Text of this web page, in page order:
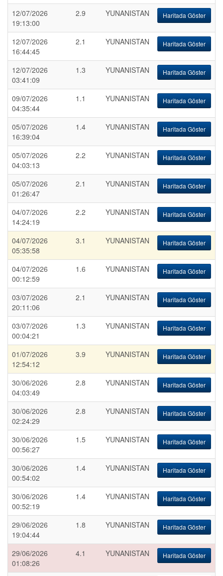
12/07/2026
19:13:00
2.9 YUNANISTAN Haritada Göster
12/07/2026
16:44:45
2.1 YUNANISTAN Haritada Göster
12/07/2026
03:41:09
1.3 YUNANISTAN Haritada Göster
09/07/2026
04:35:44
1.1 YUNANISTAN Haritada Göster
05/07/2026
16:39:04
1.4 YUNANISTAN Haritada Göster
05/07/2026
04:03:13
2.2 YUNANISTAN Haritada Göster
05/07/2026
01:26:47
2.1 YUNANISTAN Haritada Göster
04/07/2026
14:24:19
2.2 YUNANISTAN Haritada Göster
04/07/2026
05:35:58
3.1 YUNANISTAN Haritada Göster
04/07/2026
00:12:59
1.6 YUNANISTAN Haritada Göster
03/07/2026
20:11:06
2.1 YUNANISTAN Haritada Göster
03/07/2026
00:04:21
1.3 YUNANISTAN Haritada Göster
01/07/2026
12:54:12
3.9 YUNANISTAN Haritada Göster
30/06/2026
04:03:49
2.8 YUNANISTAN Haritada Göster
30/06/2026
02:24:29
2.8 YUNANISTAN Haritada Göster
30/06/2026
00:56:27
1.5 YUNANISTAN Haritada Göster
30/06/2026
00:54:02
1.4 YUNANISTAN Haritada Göster
30/06/2026
00:52:19
1.4 YUNANISTAN Haritada Göster
29/06/2026
19:04:44
1.8 YUNANISTAN Haritada Göster
29/06/2026
01:08:26
4.1 YUNANISTAN Haritada Göster